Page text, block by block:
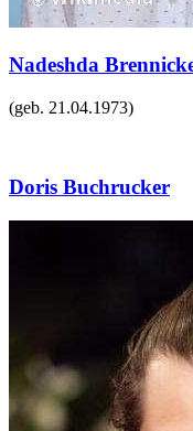
Nadeshda
(geb. 21.04.1973)
Doris Buchrucker